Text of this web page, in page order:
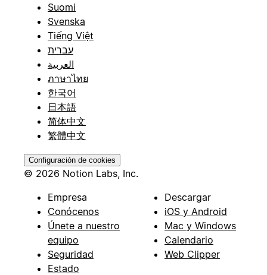
Suomi
Svenska
Tiếng Việt
עברית
العربية
ภาษาไทย
한국어
日本語
简体中文
繁體中文
Configuración de cookies
© 2026 Notion Labs, Inc.
Empresa
Conócenos
Únete a nuestro
equipo
Seguridad
Estado
Descargar
iOS y Android
Mac y Windows
Calendario
Web Clipper